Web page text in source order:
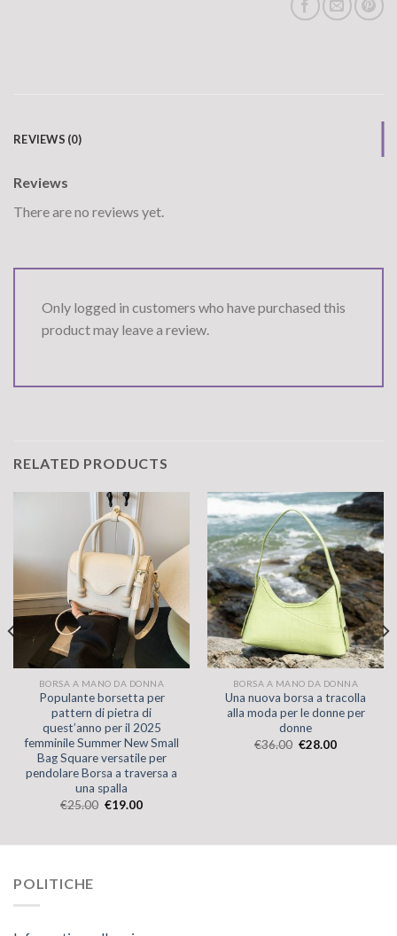
REVIEWS (0)
Reviews
There are no reviews yet.
Only logged in customers who have purchased this
product may leave a review.
RELATED PRODUCTS
BORSA A MANO DA DONNA
Populante borsetta per
pattern di pietra di
quest’anno per il 2025
femminile Summer New Small
Bag Square versatile per
pendolare Borsa a traversa a
una spalla
€25.00 €19.00
BORSA A MANO DA DONNA
Una nuova borsa a tracolla
alla moda per le donne per
donne
€36.00 €28.00
POLITICHE